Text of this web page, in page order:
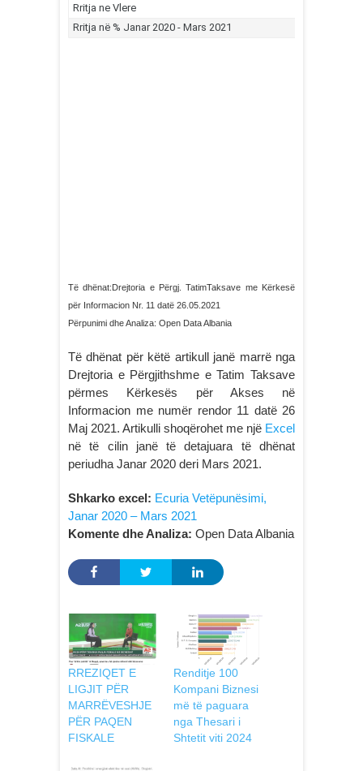
Të dhënat:Drejtoria e Përgj. TatimTaksave me Kërkesë
për Informacion Nr. 11 datë 26.05.2021
Përpunimi dhe Analiza: Open Data Albania
Të dhënat për këtë artikull janë marrë nga
Drejtoria e Përgjithshme e Tatim Taksave
përmes Kërkesës për Akses në
Informacion me numër rendor 11 datë 26
Maj 2021. Artikulli shoqërohet me një Excel
në të cilin janë të detajuara të dhënat
periudha Janar 2020 deri Mars 2021.
Shkarko excel: Ecuria Vetëpunësimi,
Janar 2020 – Mars 2021
Komente dhe Analiza: Open Data Albania
RREZIQET E
LIGJIT PËR
MARRËVESHJE
PËR PAQEN
FISKALE
Renditje 100
Kompani Biznesi
më të paguara
nga Thesari i
Shtetit viti 2024